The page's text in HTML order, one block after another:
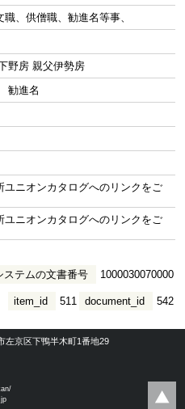
、供僧職、勧進名等事、
野房 親父伊勢房
勧進名
ユニオンカタログへのリンクをご
ユニオンカタログへのリンクをご
ステムの文書番号 1000030070000
document_id 542
item_id 511
左京区下鴨半木町1番地29